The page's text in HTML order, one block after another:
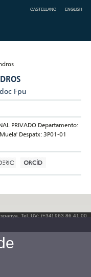
CASTELLANO ENGLISH
Fpu
PRIVADO Departamento:
Despatx: 3P01-01
Tel. UV: (+34) 963 86 41 00